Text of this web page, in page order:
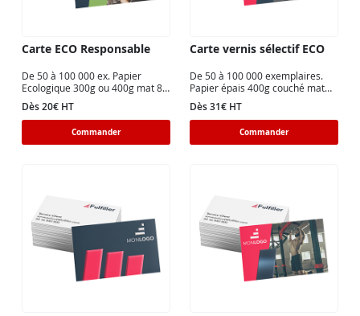
Carte ECO Responsable
De 50 à 100 000 ex. Papier
Ecologique 300g ou 400g mat 8.5
x 5.5cm en recto ou recto verso.
Dès 20€ HT
Commander
Carte vernis sélectif ECO
De 50 à 100 000 exemplaires.
Papier épais 400g couché mat
sans pelliculage avec vernis
sélectif
Dès 31€ HT
Commander